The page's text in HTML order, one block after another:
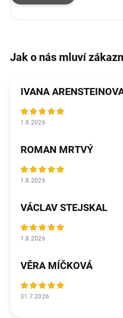
IVANA
1.8.2026
ROMAN MRTVÝ
1.8.2026
VÁCLAV STEJSKAL
1.8.2026
VĚRA MÍČKOVÁ
31.7.2026